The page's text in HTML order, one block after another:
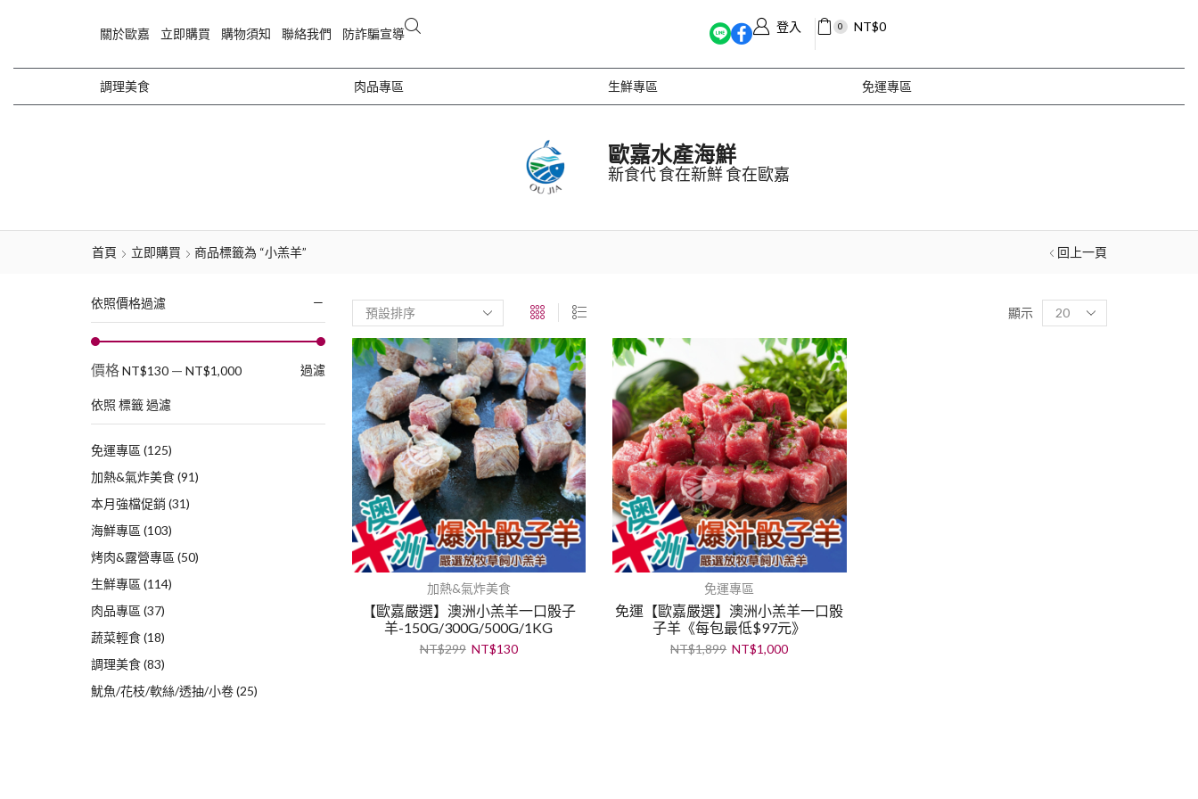
關於歐嘉 立即購買 購物須知 聯絡我們 防詐騙宣導 登入 0 NT$0
調理美食 肉品專區 生鮮專區 免運專區
歐嘉水產海鮮
新食代 食在新鮮 食在歐嘉
首頁 立即購買 商品標籤為 “小羔羊” 回上一頁
依照價格過濾
過濾
價格NT$130 — NT$1,000
依照 標籤 過濾
免運專區 (125)
加熱&氣炸美食(91)
本月強檔促銷 (31)
海鮮專區 (103)
烤肉&露營專區 (50)
生鮮專區 (114)
肉品專區 (37)
蔬菜輕食(18)
調理美食(83)
魷魚/花枝/軟絲/透抽/小卷(25)
顯示
加熱&氣炸美食
【歐嘉嚴選】澳洲小羔羊一口骰子
羊-150G/300G/500G/1KG
NT$299 NT$130
免運專區
免運【歐嘉嚴選】澳洲小羔羊一口骰
子羊《每包最低$97元》
NT$1,899 NT$1,000